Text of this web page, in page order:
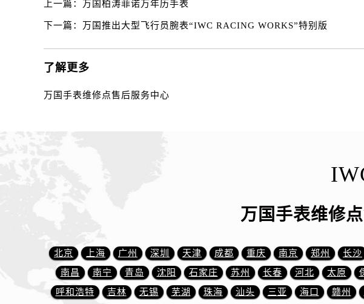
山西省忻州市忻府区和平东街与七一南路交叉口万国售后
山西省阳泉市郊区平阳东街与新城大道交叉口万国售后服
安徽省滁州市琅琊区南谯北路万国售后服务中心（需提前
安徽省淮北市相山区淮海路万国售后服务中心（需提前预
安徽省淮南市田家庵区国庆中路万国售后服务中心（需提
安徽省六安市金安区解放中路万国售后服务中心（需提前
安徽省马鞍山市雨山区湖南西路万国售后服务中心（需提
安徽省宿州市埇桥区人民中路万国售后服务中心（需提前预
上一篇： 万国柏涛菲诺万年历手表
下一篇： 万国推出大型飞行员腕表“IWC RACING WORKS”特别版
了解更多
万国手表维修点售后服务中心
万国手表维修
北京 上海 广州 深圳 天津 成都 重庆 南京 郑州 长沙
南昌
南宁 青岛 沈阳 石家庄 苏州 长春 河北 太原
呼和浩特
吉林 无锡 芜湖 珠海 汕头 三亚 海口 赣州